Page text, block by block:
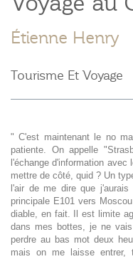
Étienne Henry
Tourisme Et Voyage
" C'est maintenant le no
patiente. On appelle
l'échange d'information
mettre de côté, quid ? Un
l'air de me dire que
principale E101 vers
diable, en fait. Il est limite
dans mes bottes, je ne
perdre au bas mot deux
mais on me laisse entrer,